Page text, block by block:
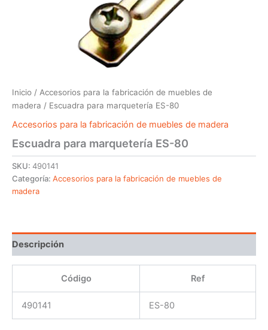
Inicio / Accesorios para la fabricación de muebles de
madera / Escuadra para marquetería ES-80
Accesorios para la fabricación de muebles de madera
Escuadra para marquetería ES-80
SKU: 490141
Categoría: Accesorios para la fabricación de muebles de
madera
Descripción
Código Ref
490141 ES-80